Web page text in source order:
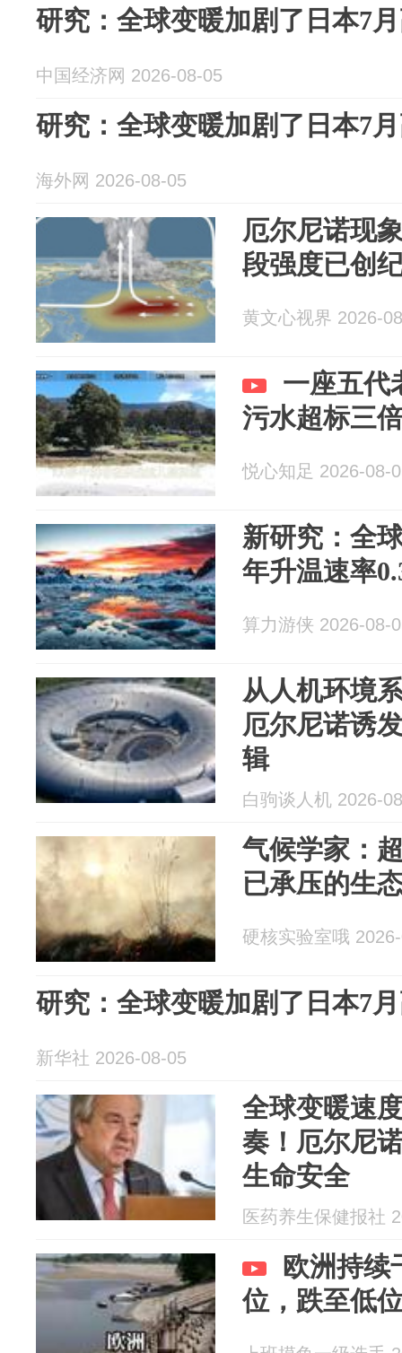
研究：全球变暖加剧了日本7
中国经济网 2026-08-05
研究：全球变暖加剧了日本7
海外网 2026-08-05
厄尔尼诺现
段强度已创
黄文心视界 2026-
一座五代
污水超标三
悦心知足 2026-08-
新研究：全
年升温速率
算力游侠 2026-08-
从人机环境
厄尔尼诺诱
辑
白驹谈人机 2026-
气候学家：
已承压的生
硬核实验室哦
研究：全球变暖加剧了日本7
新华社 2026-08-05
全球变暖速
奏！厄尔尼
生命安全
医药养生保健报社
欧洲持续
位，跌至低